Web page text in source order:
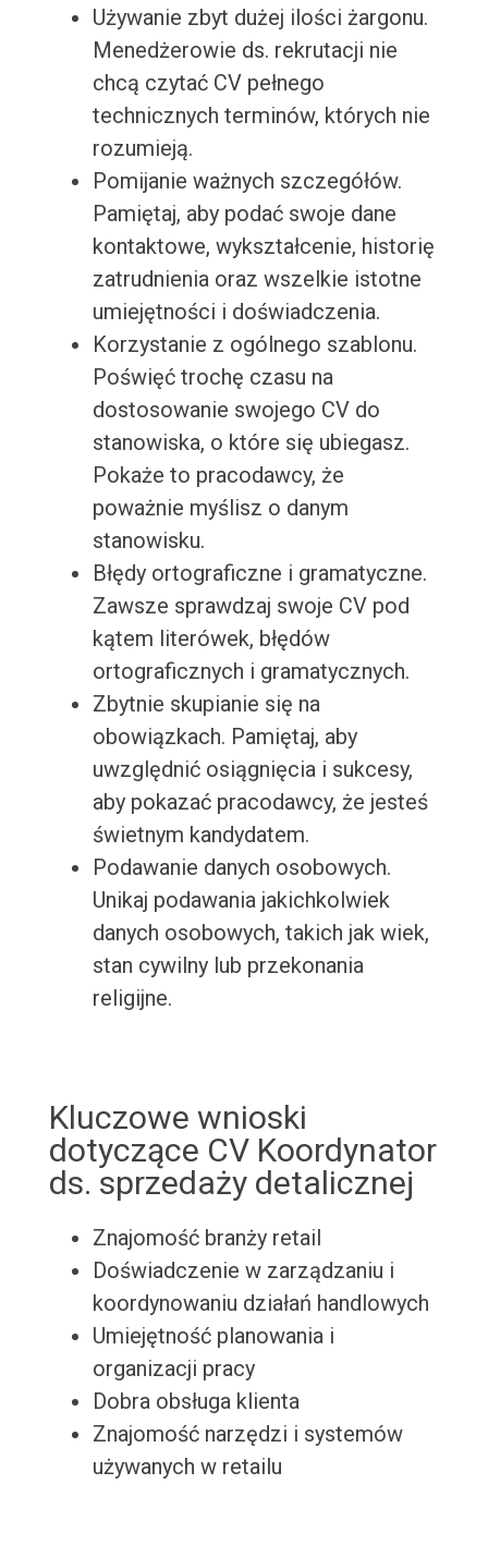
Używanie zbyt dużej ilości żargonu.
Menedżerowie ds. rekrutacji nie
chcą czytać CV pełnego
technicznych terminów, których nie
rozumieją.
Pomijanie ważnych szczegółów.
Pamiętaj, aby podać swoje dane
kontaktowe, wykształcenie, historię
zatrudnienia oraz wszelkie istotne
umiejętności i doświadczenia.
Korzystanie z ogólnego szablonu.
Poświęć trochę czasu na
dostosowanie swojego CV do
stanowiska, o które się ubiegasz.
Pokaże to pracodawcy, że
poważnie myślisz o danym
stanowisku.
Błędy ortograficzne i gramatyczne.
Zawsze sprawdzaj swoje CV pod
kątem literówek, błędów
ortograficznych i gramatycznych.
Zbytnie skupianie się na
obowiązkach. Pamiętaj, aby
uwzględnić osiągnięcia i sukcesy,
aby pokazać pracodawcy, że jesteś
świetnym kandydatem.
Podawanie danych osobowych.
Unikaj podawania jakichkolwiek
danych osobowych, takich jak wiek,
stan cywilny lub przekonania
religijne.
Kluczowe wnioski
dotyczące CV Koordynator
ds. sprzedaży detalicznej
Znajomość branży retail
Doświadczenie w zarządzaniu i
koordynowaniu działań handlowych
Umiejętność planowania i
organizacji pracy
Dobra obsługa klienta
Znajomość narzędzi i systemów
używanych w retailu